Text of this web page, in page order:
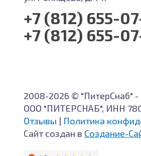
+7 (812) 655-
+7 (812) 655-
2008-2026 © "ПитерСнаб" -
ООО "ПИТЕРСНАБ", ИНН
Отзывы | Политика
Сайт создан в Создание-